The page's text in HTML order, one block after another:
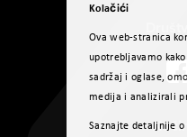
Kolačići
Ova web-stranica
upotrebljavamo
sadržaj i oglase,
medija i analizirali
Saznajte detaljnije